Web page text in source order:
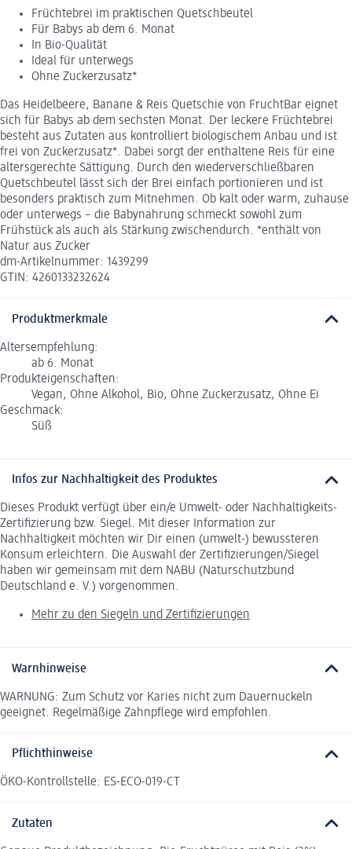
Früchtebrei im praktischen Quetschbeutel
Für Babys ab dem 6. Monat
In Bio-Qualität
Ideal für unterwegs
Ohne Zuckerzusatz*
Das Heidelbeere, Banane & Reis Quetschie von FruchtBar eignet
sich für Babys ab dem sechsten Monat. Der leckere Früchtebrei
besteht aus Zutaten aus kontrolliert biologischem Anbau und ist
frei von Zuckerzusatz*. Dabei sorgt der enthaltene Reis für eine
altersgerechte Sättigung. Durch den wiederverschließbaren
Quetschbeutel lässt sich der Brei einfach portionieren und ist
besonders praktisch zum Mitnehmen. Ob kalt oder warm, zuhause
oder unterwegs – die Babynahrung schmeckt sowohl zum
Frühstück als auch als Stärkung zwischendurch. *enthält von
Natur aus Zucker
dm-Artikelnummer: 1439299
GTIN: 4260133232624
Produktmerkmale
Altersempfehlung:
ab 6. Monat
Produkteigenschaften:
Vegan, Ohne Alkohol, Bio, Ohne Zuckerzusatz, Ohne Ei
Geschmack:
Süß
Infos zur Nachhaltigkeit des Produktes
Dieses Produkt verfügt über ein/e Umwelt- oder Nachhaltigkeits-
Zertifizierung bzw. Siegel. Mit dieser Information zur
Nachhaltigkeit möchten wir Dir einen (umwelt-) bewussteren
Konsum erleichtern. Die Auswahl der Zertifizierungen/Siegel
haben wir gemeinsam mit dem NABU (Naturschutzbund
Deutschland e. V.) vorgenommen.
Mehr zu den Siegeln und Zertifizierungen
Warnhinweise
WARNUNG: Zum Schutz vor Karies nicht zum Dauernuckeln
geeignet. Regelmäßige Zahnpflege wird empfohlen.
Pflichthinweise
ÖKO-Kontrollstelle: ES-ECO-019-CT
Zutaten